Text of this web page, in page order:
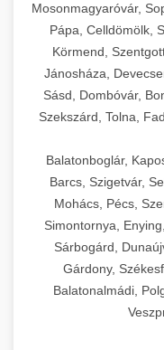
Mosonmagyaróvár,
Pápa, Celldömölk,
Körmend,
Jánosháza,
Sásd, Dombóvár,
Szekszárd, Tolna,
Balatonboglár,
Barcs, Szigetvár,
Mohács, Pécs,
Simontornya,
Sárbogárd,
Gárdony,
Balatonalmádi,